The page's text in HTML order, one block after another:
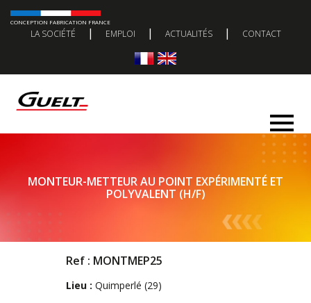
CONCEPTION FABRICATION FRANCE
LA SOCIÉTÉ | EMPLOI | ACTUALITÉS | CONTACT
MONTEUR-METTEUR AU POINT EXPÉRIMENTÉ ET
POLYVALENT (H/F)
Ref : MONTMEP25
Lieu : Quimperlé (29)